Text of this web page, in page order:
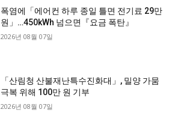
폭염에「에어컨 하루 종일 틀면 전기료 29만
원」…450kWh 넘으면『요금 폭탄』
2026년 08월 07일
「산림청 산불재난특수진화대」, 밀양 가뭄
극복 위해 100만 원 기부
2026년 08월 07일